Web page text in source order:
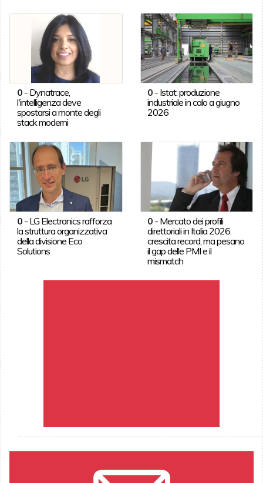
0- Dynatrace,
l'intelligenza deve
spostarsi a monte degli
stack moderni
0 - Istat: produzione
industriale in calo a giugno
2026
0- LG Electronics rafforza
la struttura organizzativa
della divisione Eco
Solutions
0 - Mercato dei profili
direttoriali in Italia 2026:
crescita record, ma pesano
il gap delle PMI e il
mismatch